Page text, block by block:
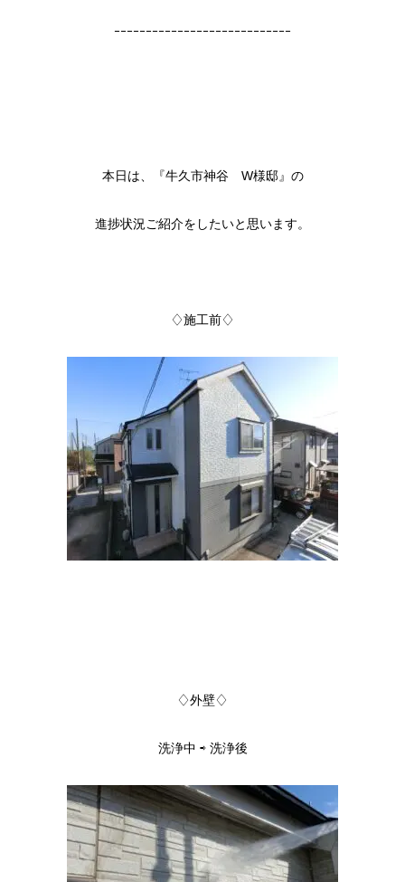
ｰｰｰｰｰｰｰｰｰｰｰｰｰｰｰｰｰｰｰｰｰｰｰｰｰｰｰｰ
本日は、『牛久市神谷 W様邸』の
進捗状況ご紹介をしたいと思います。
♢施工前♢
♢外壁♢
洗浄中 ⇨ 洗浄後